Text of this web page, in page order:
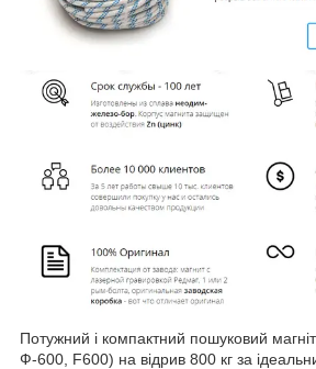
Потужний і компактний пошуковий
Ф-600, F600) на відрив 800 кг за